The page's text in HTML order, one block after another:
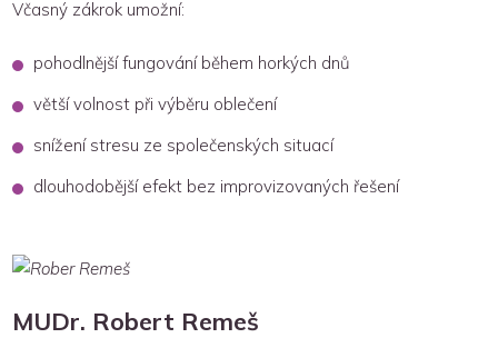
Včasný zákrok umožní:
pohodlnější fungování během horkých dnů
větší volnost při výběru oblečení
snížení stresu ze společenských situací
dlouhodobější efekt bez improvizovaných řešení
MUDr. Robert Remeš